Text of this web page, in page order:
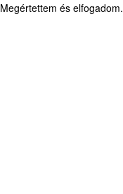
Megértettem és elfogadom.